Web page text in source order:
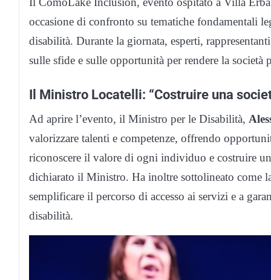
occasione di confronto su tematiche fondamentali
disabilità. Durante la giornata, esperti,
sulle sfide e sulle opportunità per rendere la società
Il Ministro Locatelli: “Costruire una
Ad aprire l’evento, il Ministro per le Disabilità,
valorizzare talenti e competenze, offrendo
riconoscere il valore di ogni individuo e costruire
dichiarato il Ministro. Ha inoltre sottolineato come
semplificare il percorso di accesso ai servizi e a
disabilità.